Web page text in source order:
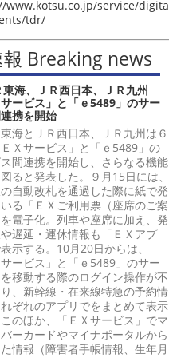
www.kotsu.co.jp/service/digita
tdr/
Breaking news
海、ＪＲ西日本、ＪＲ九州
サービス」と「ｅ5489」のサー
携を開始
海とＪＲ西日本、ＪＲ九州は６
Ｘサービス」と「ｅ5489」の
間連携を開始し、さらなる機能
ると発表した。９月15日には、
自動改札を通過した際に紙で発
る「ＥＸご利用票（座席のご案
電子化。列車や座席に加え、発
遅延・運休情報も「ＥＸアプ
示する。10月20日からは、
サービス」と「ｅ5489」のサー
移動する際のログイン操作が不
、新幹線・在来線特急の予約情
ぞれのアプリでをまとめて表示
のほか、「ＥＸサービス」でマ
ーカードやマイナポータルから
情報（障害者手帳情報、生年月